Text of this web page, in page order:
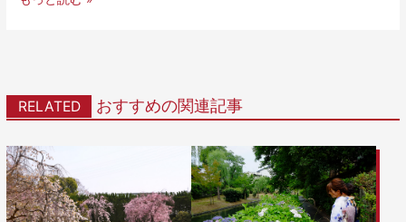
RELATED おすすめの関連記事